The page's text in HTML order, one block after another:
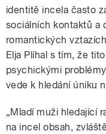
identitě incela často
sociálních kontaktů a
romantických
Elja Plíhal s tím, že
psychickými
vede k hledání úniku
„Mladí muži hledající
na incel obsah,